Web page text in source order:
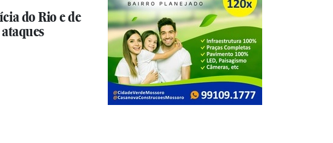
do Rio e de